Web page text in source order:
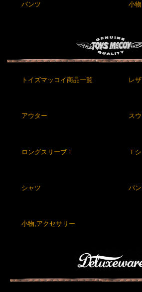
パンツ 小
トイズマッコイ商品一覧 レ
アウター ス
ロングスリーブＴ Ｔ
シャツ パ
小物,アクセサリー